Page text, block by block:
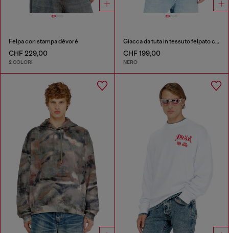
Felpa con stampa dévoré
CHF 229,00
2 COLORI
Giacca da tuta in tessuto felpato con profili a contrasto
CHF 199,00
NERO